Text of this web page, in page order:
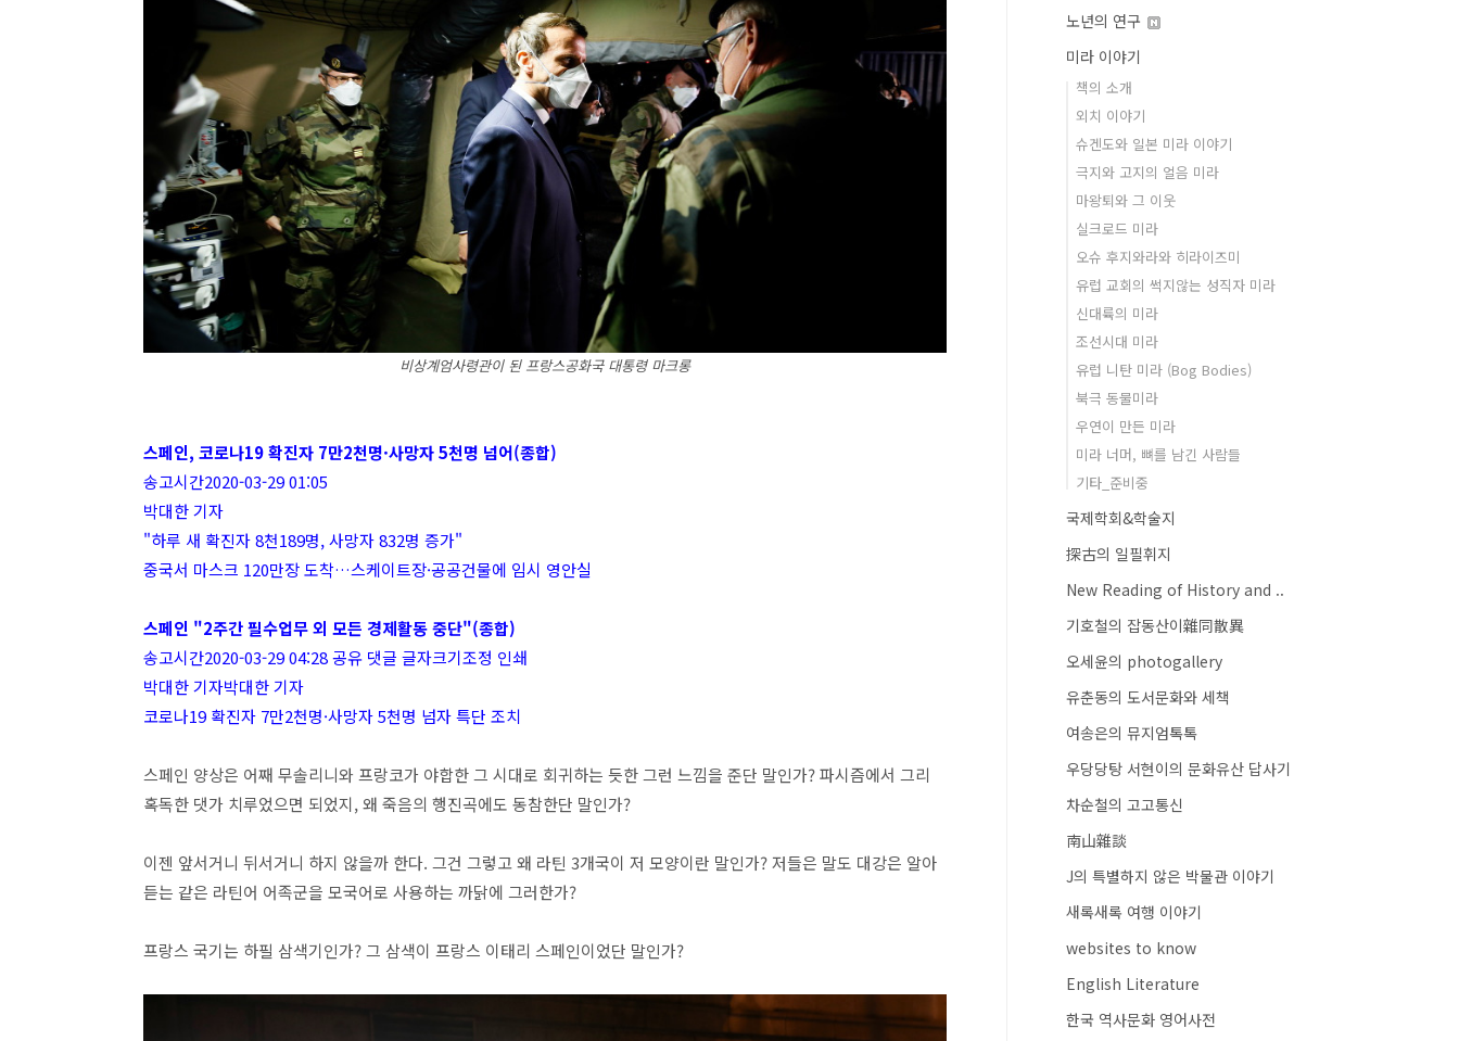
비상계엄사령관이 된 프랑스공화국 대통령 마크롱
스페인, 코로나19 확진자 7만2천명·사망자 5천명 넘어(종합)
송고시간2020-03-29 01:05
박대한 기자
"하루 새 확진자 8천189명, 사망자 832명 증가"
중국서 마스크 120만장 도착…스케이트장·공공건물에 임시 영안실
스페인 "2주간 필수업무 외 모든 경제활동 중단"(종합)
송고시간2020-03-29 04:28 공유 댓글 글자크기조정 인쇄
박대한 기자박대한 기자
코로나19 확진자 7만2천명·사망자 5천명 넘자 특단 조치
스페인 양상은 어째 무솔리니와 프랑코가 야합한 그 시대로 회귀하는 듯한 그런 느낌을 준단 말인가? 파시즘에서 그리
혹독한 댓가 치루었으면 되었지, 왜 죽음의 행진곡에도 동참한단 말인가?
이젠 앞서거니 뒤서거니 하지 않을까 한다. 그건 그렇고 왜 라틴 3개국이 저 모양이란 말인가? 저들은 말도 대강은 알아
듣는 같은 라틴어 어족군을 모국어로 사용하는 까닭에 그러한가?
프랑스 국기는 하필 삼색기인가? 그 삼색이 프랑스 이태리 스페인이었단 말인가?
노년의 연구
미라 이야기
책의 소개
외치 이야기
슈겐도와 일본 미라 이야기
극지와 고지의 얼음 미라
마왕퇴와 그 이웃
실크로드 미라
오슈 후지와라와 히라이즈미
유럽 교회의 썩지않는 성직자 미라
신대륙의 미라
조선시대 미라
유럽 니탄 미라 (Bog Bodies)
북극 동물미라
우연이 만든 미라
미라 너머, 뼈를 남긴 사람들
기타_준비중
국제학회&학술지
探古의 일필휘지
New Reading of History and ..
기호철의 잡동산이雜同散異
오세윤의 photogallery
유춘동의 도서문화와 세책
여송은의 뮤지엄톡톡
우당당탕 서현이의 문화유산 답사기
차순철의 고고통신
南山雜談
J의 특별하지 않은 박물관 이야기
새록새록 여행 이야기
websites to know
English Literature
한국 역사문화 영어사전